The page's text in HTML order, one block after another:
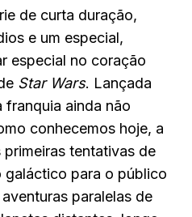
de curta duração,
e um especial,
especial no coração
Star Wars. Lançada
franquia ainda não
conhecemos hoje, a
tentativas de
galáctico para o público
paralelas de